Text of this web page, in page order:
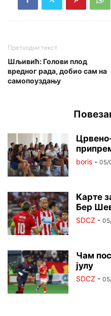
Претходни текст
Шљивић: Голови плод
вредног рада, добио сам на
самопоуздању
boris - 05/
Карте
Бер
SDCZ -
Чам
јулу
SDCZ -